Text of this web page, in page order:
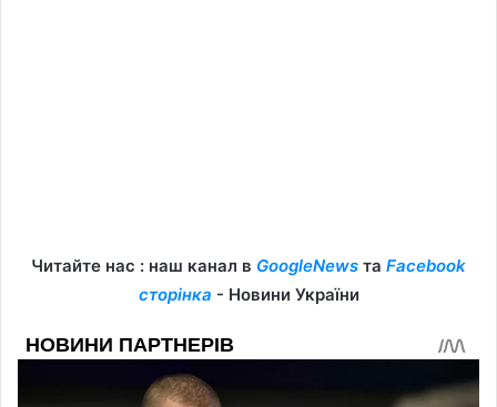
Читайте нас : наш канал в GoogleNews та Facebook
сторінка - Новини України